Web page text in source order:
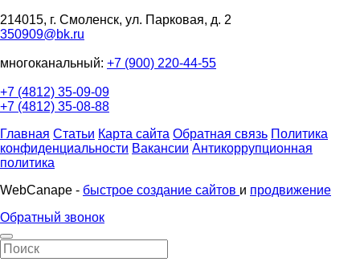
214015, г. Смоленск, ул. Парковая, д. 2
350909@bk.ru
многоканальный: +7 (900) 220-44-55
+7 (4812) 35-09-09
+7 (4812) 35-08-88
Главная Статьи Карта сайта Обратная связь Политика
конфиденциальности Вакансии Антикоррупционная
политика
WebCanape - быстрое создание сайтов и продвижение
Обратный звонок